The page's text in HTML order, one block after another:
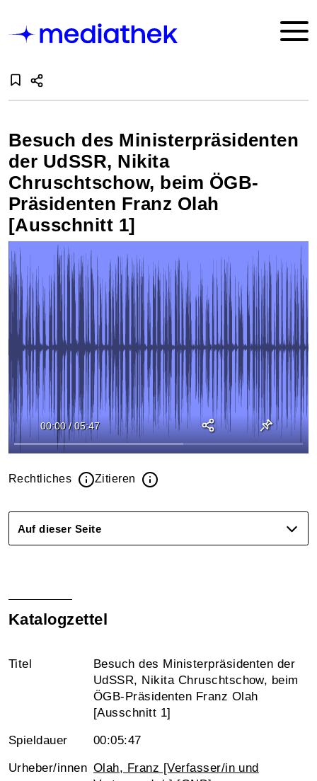
Besuch des Ministerpräsidenten
der UdSSR, Nikita
Chruschtschow, beim ÖGB-
Präsidenten Franz Olah
[Ausschnitt 1]
00:00 / 05:47
Rechtliches Zitieren
Auf dieser Seite
Katalogzettel
Titel
Besuch des Ministerpräsidenten der
UdSSR, Nikita Chruschtschow, beim
ÖGB-Präsidenten Franz Olah
[Ausschnitt 1]
Spieldauer 00:05:47
Urheber/innen Olah, Franz [Verfasser/in und